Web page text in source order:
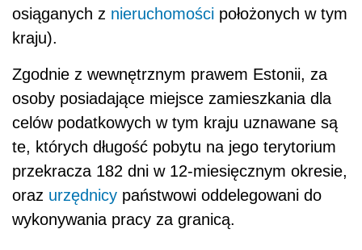
osiąganych z nieruchomości położonych w tym
kraju).
Zgodnie z wewnętrznym prawem Estonii, za
osoby posiadające miejsce zamieszkania dla
celów podatkowych w tym kraju uznawane są
te, których długość pobytu na jego terytorium
przekracza 182 dni w 12-miesięcznym okresie,
oraz urzędnicy państwowi oddelegowani do
wykonywania pracy za granicą.